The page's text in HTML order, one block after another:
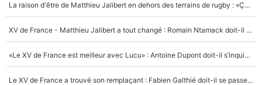
La raison d'être de Matthieu Jalibert en dehors des terrains de rugby : «Ça m'atteint autant que si tu touches à un membre de ma famille»
XV de France - Matthieu Jalibert a tout changé : Romain Ntamack doit-il s’inquiéter pour sa place à un an de la Coupe du monde ?
«Le XV de France est meilleur avec Lucu» : Antoine Dupont doit-il s’inquiéter pour sa place ?
Le XV de France a trouvé son remplaçant : Fabien Galthié doit-il se passer d'Antoine Dupont ?